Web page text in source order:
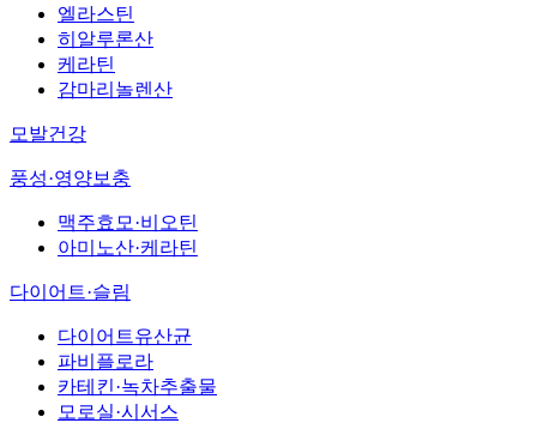
엘라스틴
히알루론산
케라틴
감마리놀렌산
모발건강
풍성·영양보충
맥주효모·비오틴
아미노산·케라틴
다이어트·슬림
다이어트유산균
파비플로라
카테킨·녹차추출물
모로실·시서스